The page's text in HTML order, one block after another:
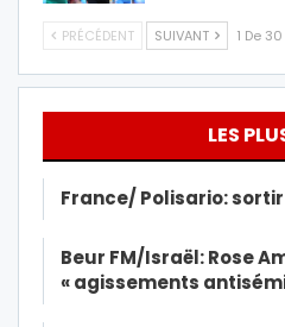
PRÉCÉDENT SUIVANT 1 De
LES
France/ Polisario:
Beur FM/Israël: Rose
« agissements